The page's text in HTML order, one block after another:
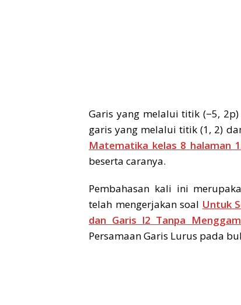
Garis yang melalui titik (−5,
garis yang melalui titik (1, 2)
Matematika kelas 8 halaman
beserta caranya.
Pembahasan kali ini
telah mengerjakan soal Untuk
dan Garis l2 Tanpa
Persamaan Garis Lurus pada